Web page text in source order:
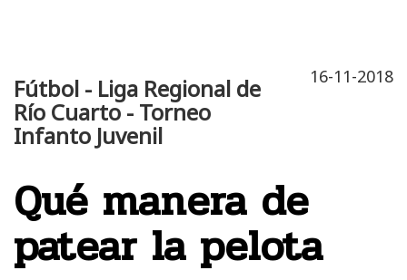
Fútbol - Liga Regional de
Río Cuarto - Torneo
Infanto Juvenil
16-11-2018
Qué manera de
patear la pelota